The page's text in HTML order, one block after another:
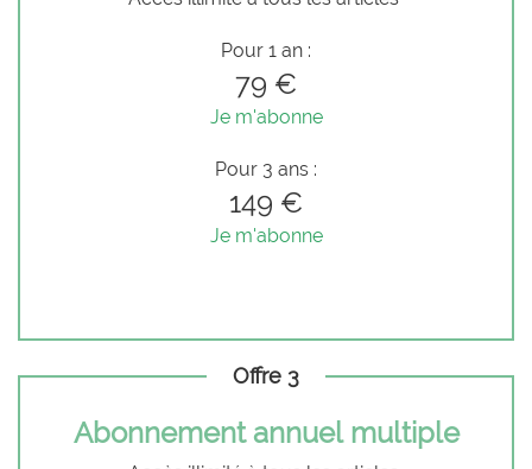
Pour 1 an :
79 €
Je m'abonne
Pour 3 ans :
149 €
Je m'abonne
Offre 3
Abonnement annuel multiple